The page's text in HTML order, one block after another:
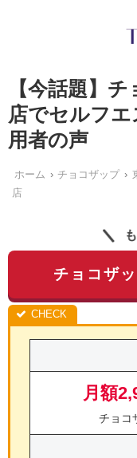
【今話題】
店でセルフ
用者の声
ホーム チョコザップ
店
チョコザ
月額
チョコ